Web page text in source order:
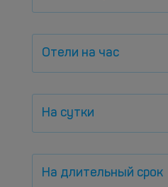
Отели на час
На сутки
На длительный срок